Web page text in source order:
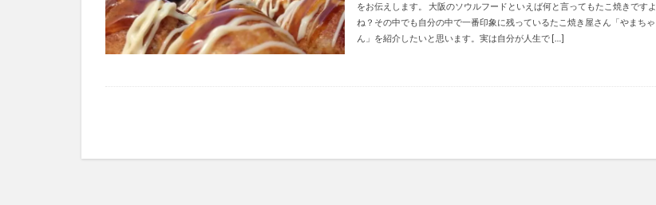
をお伝えします。 大阪のソウルフードといえば何と言ってもたこ焼きですよ
ね？その中でも自分の中で一番印象に残っているたこ焼き屋さん「やまちゃ
ん」を紹介したいと思います。実は自分が人生で […]